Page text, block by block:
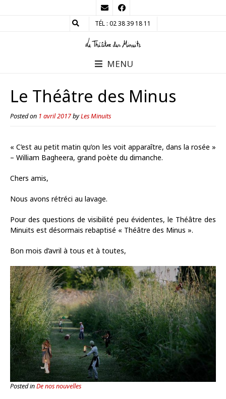
TÉL : 02 38 39 18 11
MENU
Le Théâtre des Minus
Posted on 1 avril 2017byLes Minuits
« C’est au petit matin qu’on les voit apparaître, dans la rosée »
– William Bagheera, grand poète du dimanche.
Chers amis,
Nous avons rétréci au lavage.
Pour des questions de visibilité peu évidentes, le Théâtre des
Minuits est désormais rebaptisé « Théâtre des Minus ».
Bon mois d’avril à tous et à toutes,
Posted inDe nos nouvelles